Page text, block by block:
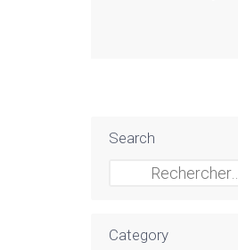
Search
Rechercher :
Category